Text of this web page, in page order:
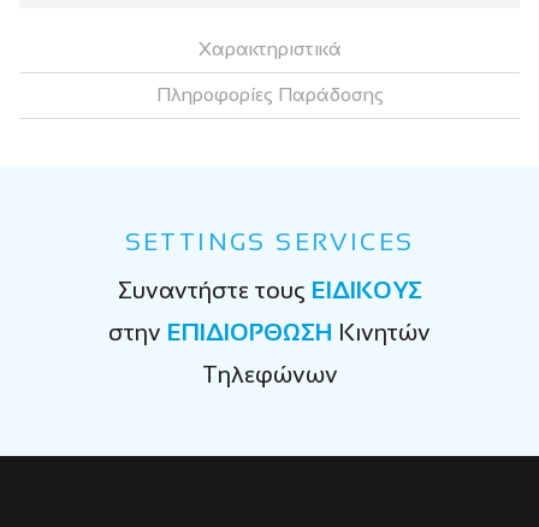
Χαρακτηριστικά
Πληροφορίες Παράδοσης
SETTINGS SERVICES
Συναντήστε τους ΕΙΔΙΚΟΥΣ
στην ΕΠΙΔΙΟΡΘΩΣΗ Κινητών
Τηλεφώνων